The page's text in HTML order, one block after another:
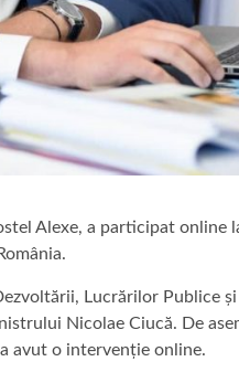
Alexe, a participat online
Lucrărilor Publice
Nicolae Ciucă. De
avut o intervenție online.